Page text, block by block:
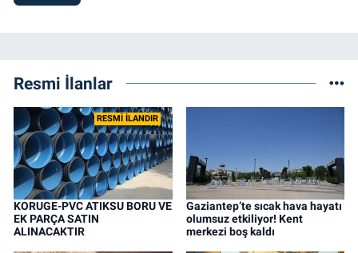
Resmi İlanlar
RESMİ İLANDIR
KORUGE-PVC ATIKSU BORU VE
EK PARÇA SATIN
ALINACAKTIR
Gaziantep’te sıcak hava hayatı
olumsuz etkiliyor! Kent
merkezi boş kaldı